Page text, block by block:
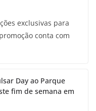
exclusivas para
conta com
Day ao Parque
fim de semana em